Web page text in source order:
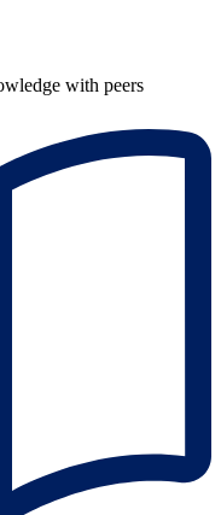
with peers